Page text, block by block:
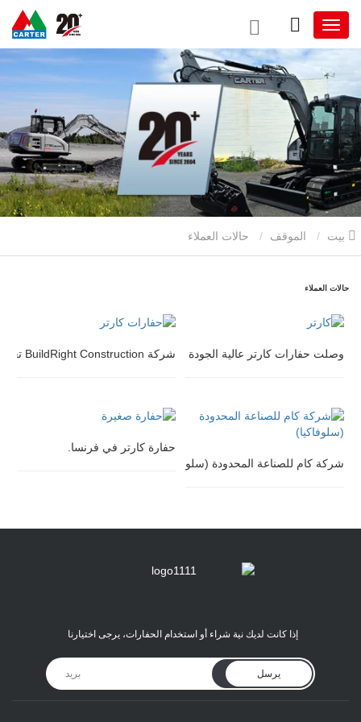
الموقف
حالات العملاء
شركة BuildRight Construction تعزز كفاءة مشروع الطريق السريع بنسبة 20% باستخدام حفارات Carter
وصلت حفارات كارتر عالية الجودة إلى أوروبا الغربية.
حفارة كارتر في فرنسا.
شركة كام للصناعة المحدودة (سلوفاكيا)
إذا كانت لديك نية شراء أو استخدام الحفارات، يرجى اختيارنا
يرسل